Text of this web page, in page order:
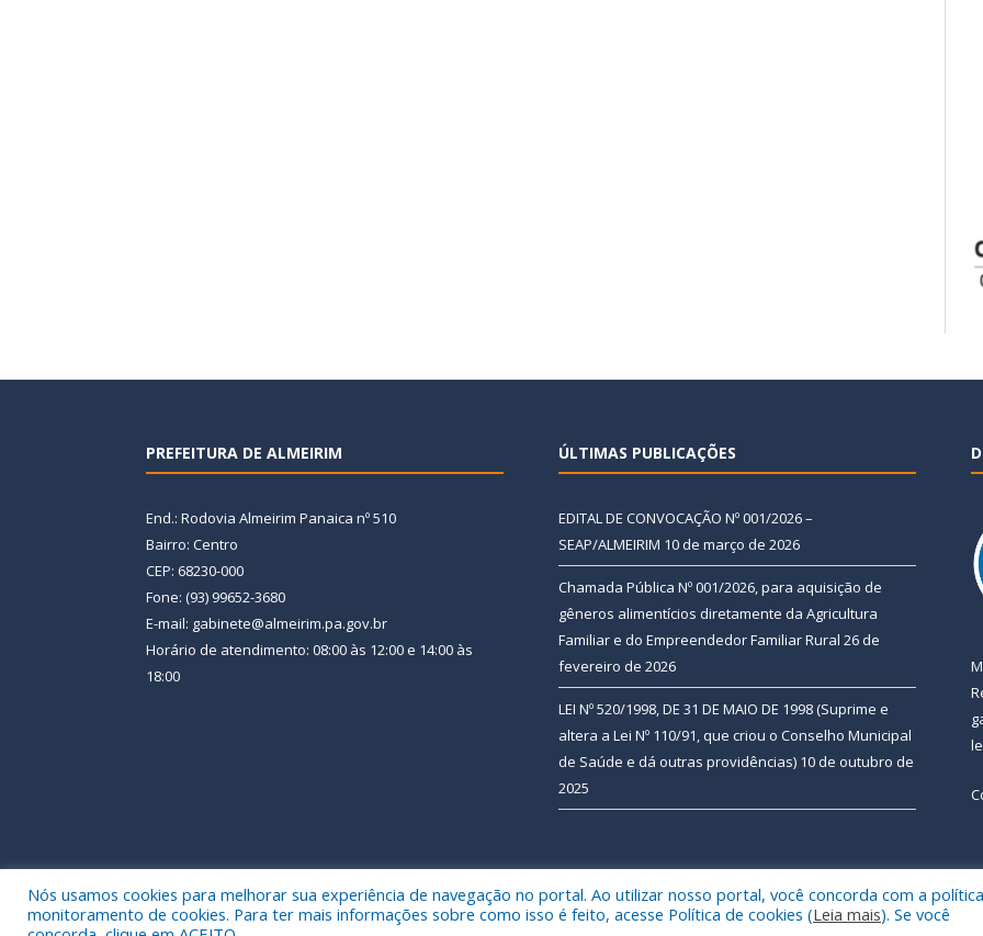
PREFEITURA DE ALMEIRIM
End.: Rodovia Almeirim Panaica nº 510
Bairro: Centro
CEP: 68230-000
Fone: (93) 99652-3680
E-mail: gabinete@almeirim.pa.gov.br
Horário de atendimento: 08:00 às 12:00 e 14:00 às
18:00
ÚLTIMAS PUBLICAÇÕES
EDITAL DE CONVOCAÇÃO Nº 001/2026 –
SEAP/ALMEIRIM 10 de março de 2026
Chamada Pública Nº 001/2026, para aquisição de
gêneros alimentícios diretamente da Agricultura
Familiar e do Empreendedor Familiar Rural 26 de
fevereiro de 2026
LEI Nº 520/1998, DE 31 DE MAIO DE 1998 (Suprime e
altera a Lei Nº 110/91, que criou o Conselho Municipal
de Saúde e dá outras providências) 10 de outubro de
2025
Todos os direitos reservados a Prefeitura Municipal de Almeirim. Mapa do Site
Nós usamos cookies para melhorar sua experiência de navegação no portal. Ao utilizar nosso portal, você concorda com a
monitoramento de cookies. Para ter mais informações sobre como isso é feito, acesse Política de cookies (Leia mais). Se você